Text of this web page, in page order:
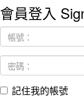
會員登入
記住我的帳號